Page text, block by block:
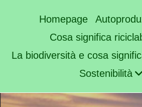
Homepage
Cosa significa
La biodiversità e cosa
Sostenibilità